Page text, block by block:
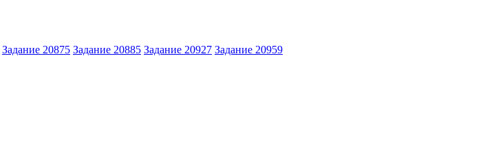
Задание 20875 Задание 20885 Задание 20927 Задание 20959